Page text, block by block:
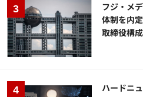
フジ・メ
体制を内
取締役構
ハードニ